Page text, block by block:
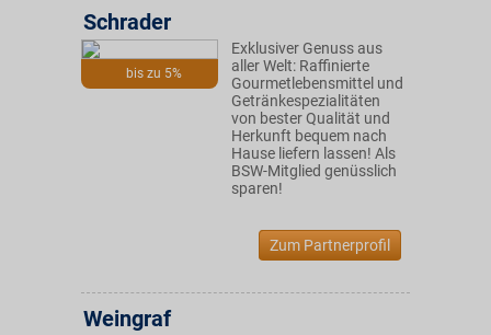
bis zu 5%
Schrader
Exklusiver Genuss aus
aller Welt: Raffinierte
Gourmetlebensmittel und
Getränkespezialitäten
von bester Qualität und
Herkunft bequem nach
Hause liefern lassen! Als
BSW-Mitglied genüsslich
sparen!
Zum Partnerprofil
Weingraf